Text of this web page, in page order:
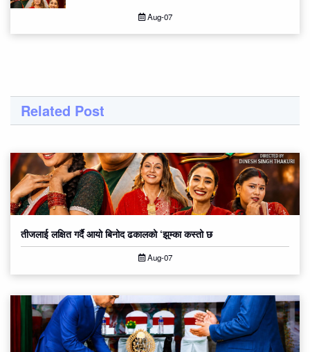
Aug-07
Related Post
तीजलाई लक्षित गर्दै आयो बिनोद ढकालको ‘झुम्का कस्तो छ
Aug-07